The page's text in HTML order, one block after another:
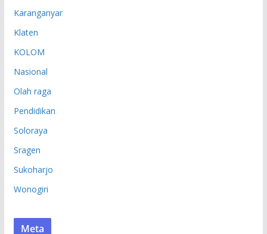
Karanganyar
Klaten
KOLOM
Nasional
Olah raga
Pendidikan
Soloraya
Sragen
Sukoharjo
Wonogiri
Meta